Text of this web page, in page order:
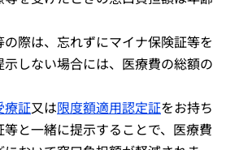
際は、忘れずにマイナ保険証等を
しない場合には、医療費の総額の
療証又は限度額適用認定証をお持ち
と一緒に提示することで、医療費